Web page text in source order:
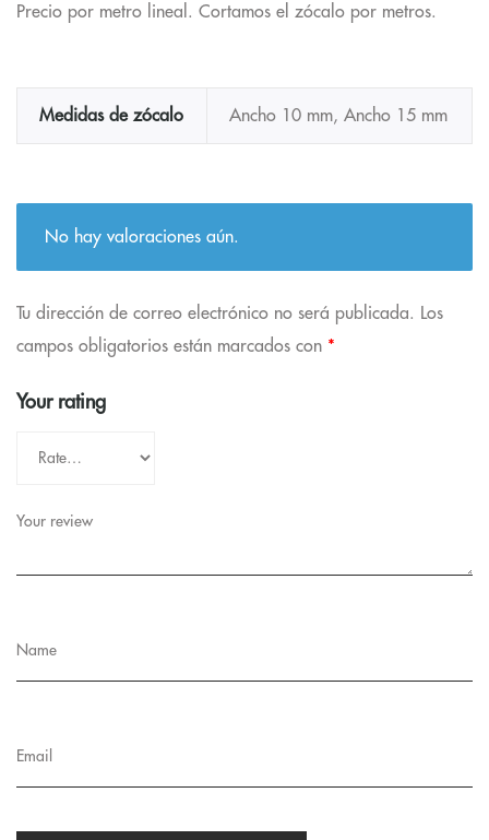
Precio por metro lineal. Cortamos el zócalo por metros.
Medidas de zócalo Ancho 10 mm, Ancho 15 mm
No hay valoraciones aún.
Tu dirección de correo electrónico no será publicada.
Los
campos obligatorios están marcados con *
Your rating